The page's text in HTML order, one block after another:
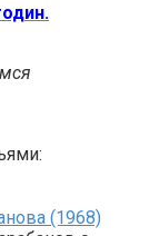
(1968)